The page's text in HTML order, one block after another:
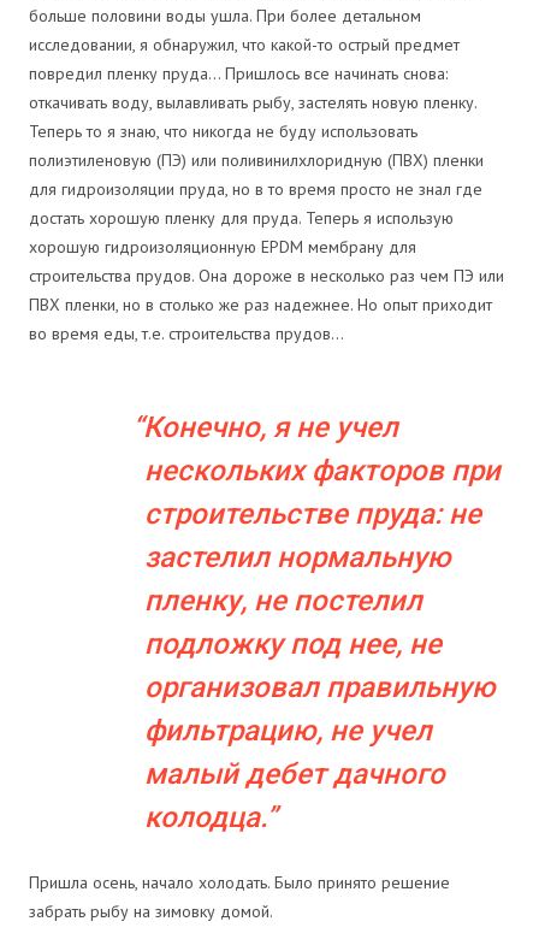
больше половини воды ушла. При более детальном
исследовании, я обнаружил, что какой-то острый предмет
повредил пленку пруда… Пришлось все начинать снова:
откачивать воду, вылавливать рыбу, застелять новую пленку.
Теперь то я знаю, что никогда не буду использовать
полиэтиленовую (ПЭ) или поливинилхлоридную (ПВХ) пленки
для гидроизоляции пруда, но в то время просто не знал где
достать хорошую пленку для пруда. Теперь я использую
хорошую гидроизоляционную EPDM мембрану для
строительства прудов. Она дороже в несколько раз чем ПЭ или
ПВХ пленки, но в столько же раз надежнее. Но опыт приходит
во время еды, т.е. строительства прудов…
Конечно, я не учел
нескольких факторов при
строительстве пруда: не
застелил нормальную
пленку, не постелил
подложку под нее, не
организовал правильную
фильтрацию, не учел
малый дебет дачного
колодца.
Пришла осень, начало холодать. Было принято решение
забрать рыбу на зимовку домой.